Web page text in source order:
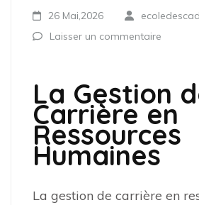
26 Mai,2026
Laisser un commentaire
La Gestion
Carrière en
Ressources
Humaines
La gestion de carrière en